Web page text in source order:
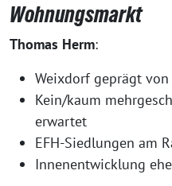
Wohnungsmarkt
Thomas Herm:
Weixdorf geprägt
Kein/kaum
erwartet
EFH-Siedlungen am
Innenentwicklung